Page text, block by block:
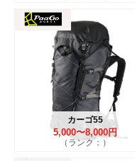
カーゴ55
5,000〜8,000円
（ランク：）